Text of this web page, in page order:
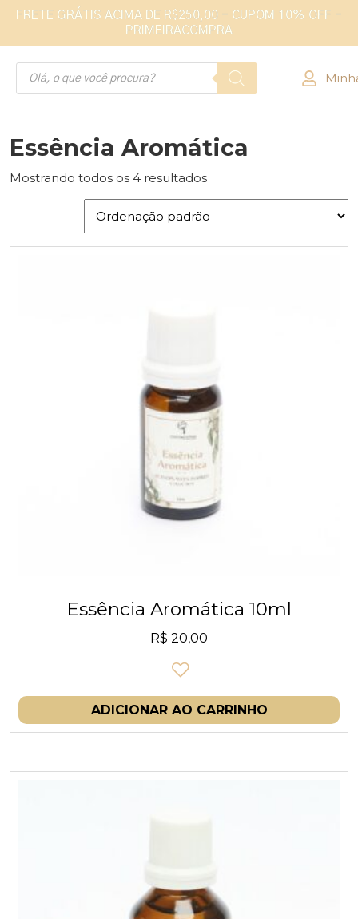
FRETE GRÁTIS ACIMA DE R$250,00 - CUPOM 10% OFF -
PRIMEIRACOMPRA
Essência Aromática
Mostrando todos os 4 resultados
Essência Aromática 10ml
R$ 20,00
ADICIONAR AO CARRINHO